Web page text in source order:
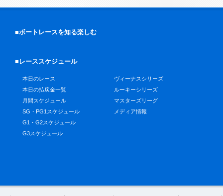
■ボートレースを知る楽しむ
■レーススケジュール
本日のレース
本日の払戻金一覧
月間スケジュール
SG・PG1スケジュール
G1・G2スケジュール
G3スケジュール
ヴィーナスシリーズ
ルーキーシリーズ
マスターズリーグ
メディア情報